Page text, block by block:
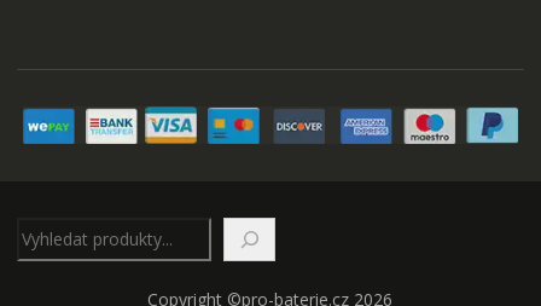
Copyright ©pro-baterie.cz 2026